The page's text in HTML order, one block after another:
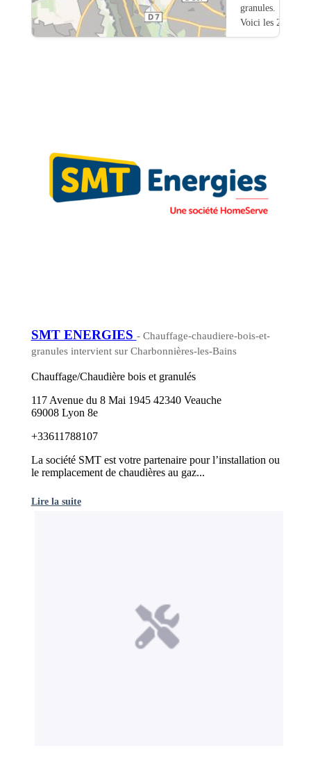
granules.
Voici les 20
SMT ENERGIES - Chauffage-chaudiere-bois-et-
granules intervient sur Charbonnières-les-Bains
Chauffage/Chaudière bois et granulés
117 Avenue du 8 Mai 1945 42340 Veauche
69008 Lyon 8e
+33611788107
La société SMT est votre partenaire pour l’installation ou
le remplacement de chaudières au gaz...
Lire la suite